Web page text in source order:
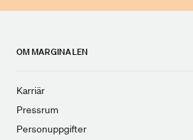
OM MARGINALEN
Karriär
Pressrum
Personuppgifter